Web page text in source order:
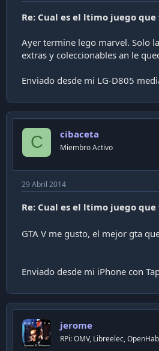
Re: Cual es el ltimo juego
Ayer termine lego marvel. Solo
extras y coleccionables an le
Enviado desde mi LG-D805
C cibaceta
Miembro Activo
29 Abril 2014
Re: Cual es el ltimo juego
GTA V me gusto, el mejor gta
Enviado desde mi iPhone con
jerome
RPi: OMV, Libreelec,